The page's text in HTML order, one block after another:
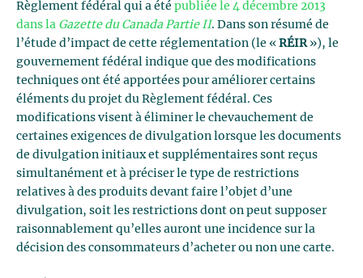
Règlement fédéral qui a été publiée le 4 décembre 2013
dans la Gazette du Canada Partie II. Dans son résumé de
l’étude d’impact de cette réglementation (le « RÉIR»), le
gouvernement fédéral indique que des modifications
techniques ont été apportées pour améliorer certains
éléments du projet du Règlement fédéral. Ces
modifications visent à éliminer le chevauchement de
certaines exigences de divulgation lorsque les documents
de divulgation initiaux et supplémentaires sont reçus
simultanément et à préciser le type de restrictions
relatives à des produits devant faire l’objet d’une
divulgation, soit les restrictions dont on peut supposer
raisonnablement qu’elles auront une incidence sur la
décision des consommateurs d’acheter ou non une carte.